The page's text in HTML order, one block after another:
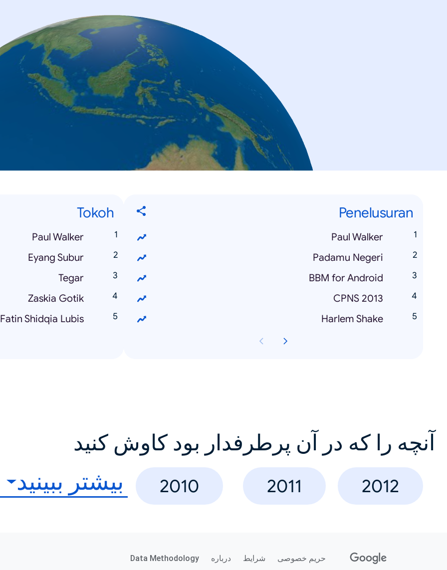
Penelusuran
Paul Walker
Padamu Negeri
BBM for Android
CPNS 2013
Harlem Shake
Tokoh
Paul Walker
Eyang Subur
Tegar
Zaskia Gotik
Fatin Shidqia Lubis
آنچه را که در آن پرطرفدار بود کاوش کنید
2012
2011
2010 بیشتر ببینید
حریم خصوصی شرایط درباره Data Methodology